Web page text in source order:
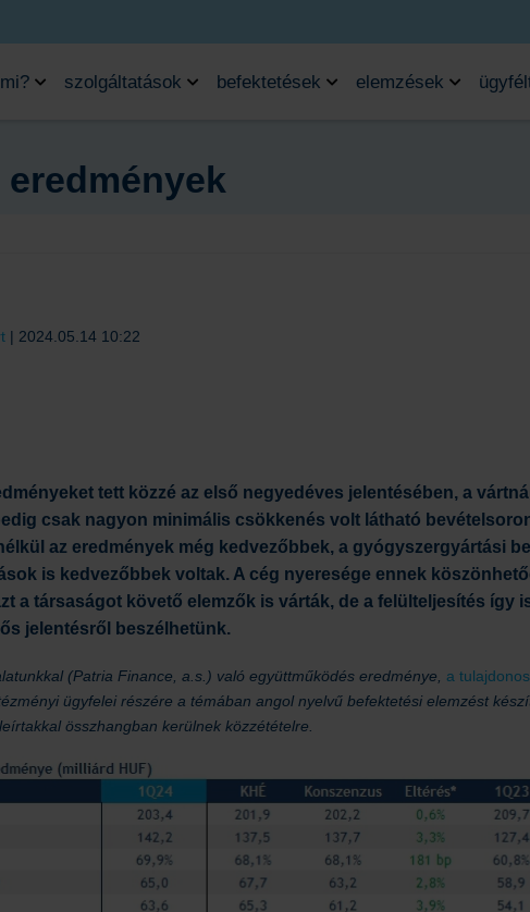
szolgáltatások befektetések elemzések
| 2024.05.14 10:22
tett közzé az első negyedéves jelentésében, a
csak nagyon minimális csökkenés volt látható
az eredmények még kedvezőbbek, a gyógyszergyártási
is kedvezőbbek voltak. A cég nyeresége ennek
a társaságot követő elemzők is várták, de a felülteljesítés így
jelentésről beszélhetünk.
(Patria Finance, a.s.) való együttműködés eredménye, a
ügyfelei részére a témában angol nyelvű befektetési elemzést
összhangban kerülnek közzétételre.